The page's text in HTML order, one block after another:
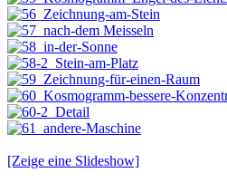
[Zeige eine Slideshow]